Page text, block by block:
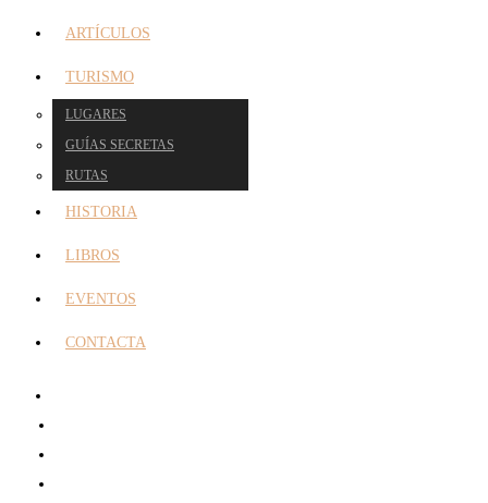
ARTÍCULOS
TURISMO
LUGARES
GUÍAS SECRETAS
RUTAS
HISTORIA
LIBROS
EVENTOS
CONTACTA